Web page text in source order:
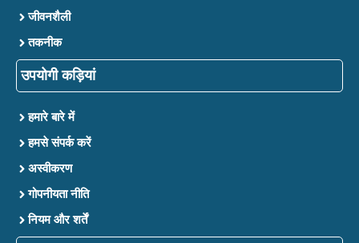
जीवनशैली
तकनीक
उपयोगी कड़ियां
हमारे बारे में
हमसे संपर्क करें
अस्वीकरण
गोपनीयता नीति
नियम और शर्तें